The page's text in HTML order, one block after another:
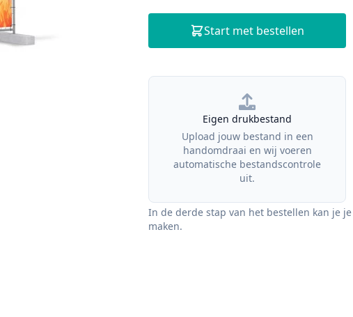
Start met bestellen
Our Policies
Eigen drukbestand
Upload jouw bestand in een
handomdraai en wij voeren
automatische bestandscontrole
uit.
In de derde stap van het bestellen kan je
maken.